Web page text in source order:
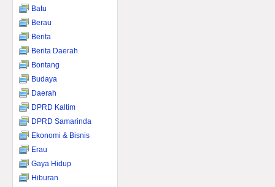
Batu
Berau
Berita
Berita Daerah
Bontang
Budaya
Daerah
DPRD Kaltim
DPRD Samarinda
Ekonomi & Bisnis
Erau
Gaya Hidup
Hiburan